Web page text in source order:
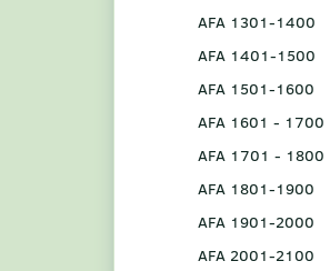
AFA 1301-1400
AFA 1401-1500
AFA 1501-1600
AFA 1601 - 1700
AFA 1701 - 1800
AFA 1801-1900
AFA 1901-2000
AFA 2001-2100